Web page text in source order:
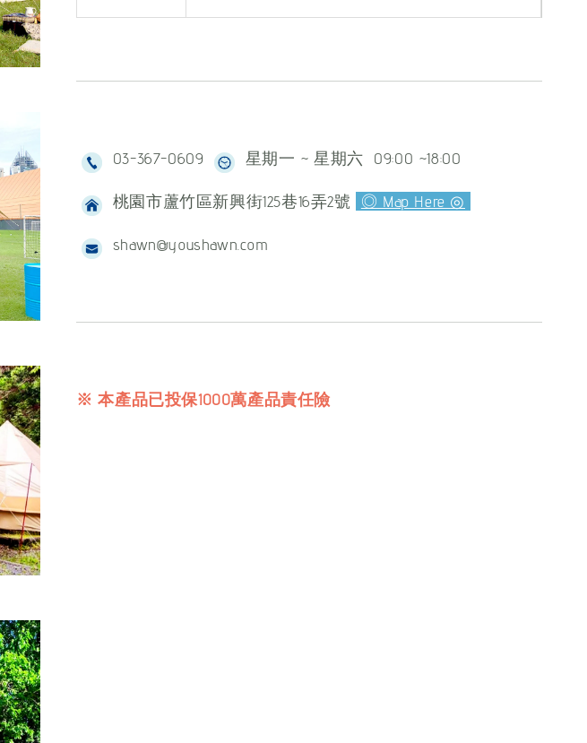
03-367-0609 星期一 ~ 星期六 09:00 ~18:00
桃園市蘆竹區新興街125巷16弄2號 ◎ Map Here ◎
shawn@youshawn.com
※ 本產品已投保1000萬產品責任險